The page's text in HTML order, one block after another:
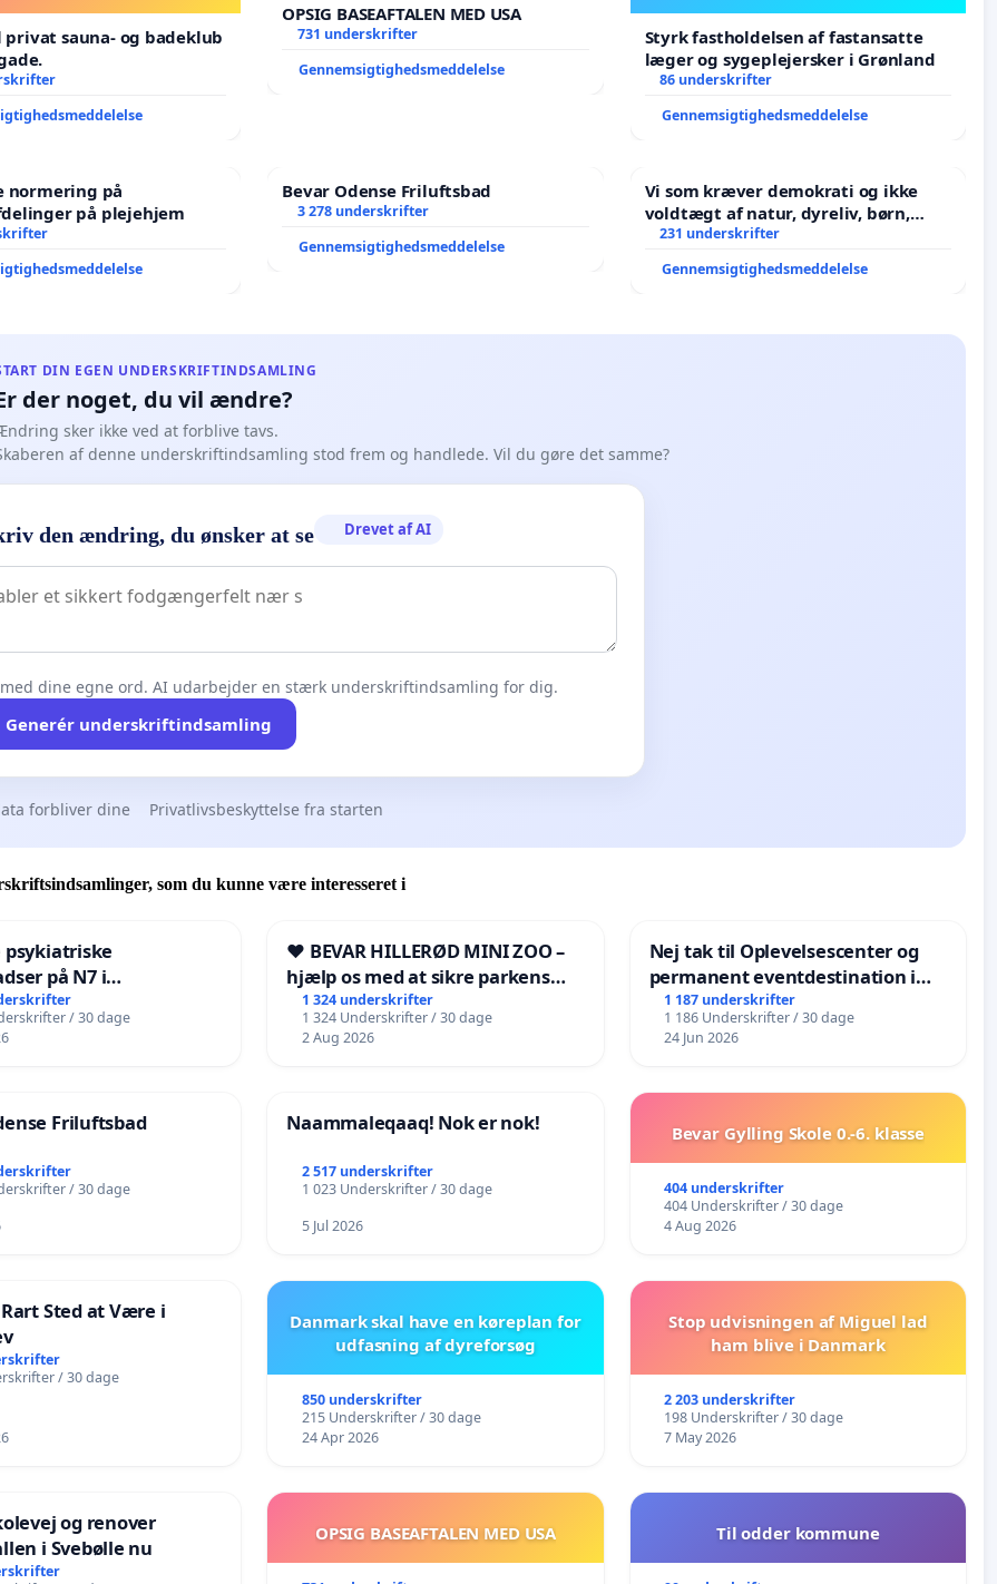
sauna- og badeklub
OPSIG BASEAFTALEN MED USA
731 underskrifter
Gennemsigtighedsmeddelelse
Styrk fastholdelsen af fastansatte
læger og sygeplejersker i Grønland
86 underskrifter
Gennemsigtighedsmeddelelse
normering på
på plejehjem
Bevar Odense Friluftsbad
3 278 underskrifter
Gennemsigtighedsmeddelelse
Vi som kræver demokrati og ikke
voldtægt af natur, dyreliv, børn,
unge Borgene har sagt NEJ i mange
231 underskrifter
Gennemsigtighedsmeddelelse
DIN EGEN UNDERSKRIFTINDSAMLING
der noget, du vil ændre?
sker ikke ved at forblive tavs.
af denne underskriftindsamling stod frem og handlede. Vil du gøre det samme?
den ændring, du ønsker at se Drevet af AI
dine egne ord. AI udarbejder en stærk underskriftindsamling for dig.
Generér underskriftindsamling
forbliver dine Privatlivsbeskyttelse fra starten
som du kunne være interesseret i
psykiatriske
på N7 i
/ 30 dage
❤️ BEVAR HILLERØD MINI ZOO –
hjælp os med at sikre parkens
fremtid ❤️
1 324 underskrifter
1 324 Underskrifter / 30 dage
2 Aug 2026
Nej tak til Oplevelsescenter og
permanent eventdestination i
Vejby - Ja tak til et levende
lokalområde i balance
1 187 underskrifter
1 186 Underskrifter / 30 dage
24 Jun 2026
Friluftsbad
/ 30 dage
Naammaleqaaq! Nok er nok!
2 517 underskrifter
1 023 Underskrifter / 30 dage
5 Jul 2026
Bevar Gylling Skole 0.-6. klasse
404 underskrifter
404 Underskrifter / 30 dage
4 Aug 2026
Sted at Være i
/ 30 dage
Danmark skal have en køreplan for
udfasning af dyreforsøg
850 underskrifter
215 Underskrifter / 30 dage
24 Apr 2026
Stop udvisningen af Miguel lad
ham blive i Danmark
2 203 underskrifter
198 Underskrifter / 30 dage
7 May 2026
og renover
i Svebølle nu
OPSIG BASEAFTALEN MED USA Til odder kommune